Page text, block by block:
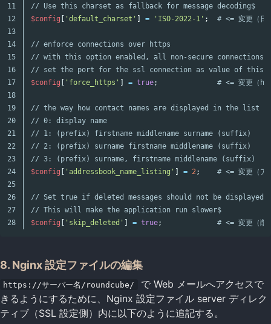
11
12
13
14
15
16
17
18
19
20
21
22
23
24
25
26
27
// Use this charset as fallback for message decoding$
$config [ 'default_charset' ] = 'ISO-2022-1' ; # <= 変更（日
// enforce connections over https
// with this option enabled, all non-secure
// set the port for the ssl connection as value of
$config [ 'force_https' ] = true; # <= 変更（
// the way how contact names are displayed in the list
// 0: display name
// 1: (prefix) firstname middlename surname (suffix)
// 2: (prefix) surname firstname middlename (suffix)
// 3: (prefix) surname, firstname middlename (suffix)
$config [ 'addressbook_name_listing' ] = 2 ; # <= 変更（ア
// Set true if deleted messages should not be displayed$
// This will make the application run slower$
$config [ 'skip_deleted' ] = true; # <= 変更（削
8. Nginx 設定ファイルの編集
https://サーバー名/roundcube/
で Web メールへアクセスで
きるようにするために、Nginx 設定ファイル server ディレク
ティブ（SSL 設定側）内に以下のように追記する。